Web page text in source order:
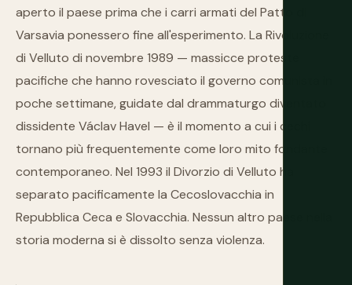
aperto il paese prima che i carri armati del Patto di
Varsavia ponessero fine all'esperimento. La Rivoluzione
di Velluto di novembre 1989 — massicce proteste
pacifiche che hanno rovesciato il governo comunista in
poche settimane, guidate dal drammaturgo diventato
dissidente Václav Havel — è il momento a cui i cechi
tornano più frequentemente come loro mito fondante
contemporaneo. Nel 1993 il Divorzio di Velluto ha
separato pacificamente la Cecoslovacchia in
Repubblica Ceca e Slovacchia. Nessun altro paese nella
storia moderna si è dissolto senza violenza.